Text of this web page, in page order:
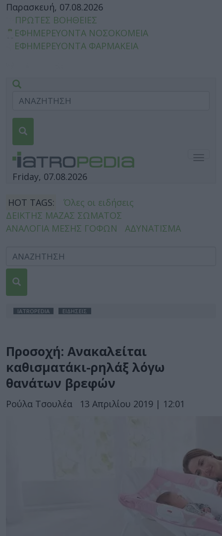
Παρασκευή, 07.08.2026
ΠΡΩΤΕΣ ΒΟΗΘΕΙΕΣ
ΕΦΗΜΕΡΕΥΟΝΤΑ ΝΟΣΟΚΟΜΕΙΑ
ΕΦΗΜΕΡΕΥΟΝΤΑ ΦΑΡΜΑΚΕΙΑ
Friday, 07.08.2026
HOT TAGS:
Όλες οι ειδήσεις
ΔΕΙΚΤΗΣ ΜΑΖΑΣ ΣΩΜΑΤΟΣ
ΑΝΑΛΟΓΙΑ ΜΕΣΗΣ ΓΟΦΩΝ
ΑΔΥΝΑΤΙΣΜΑ
IATROPEDIA ΕΙΔΗΣΕΙΣ
Προσοχή: Ανακαλείται
καθισματάκι-ρηλάξ λόγω
θανάτων βρεφών
Ρούλα Τσουλέα 13 Απριλίου 2019 | 12:01